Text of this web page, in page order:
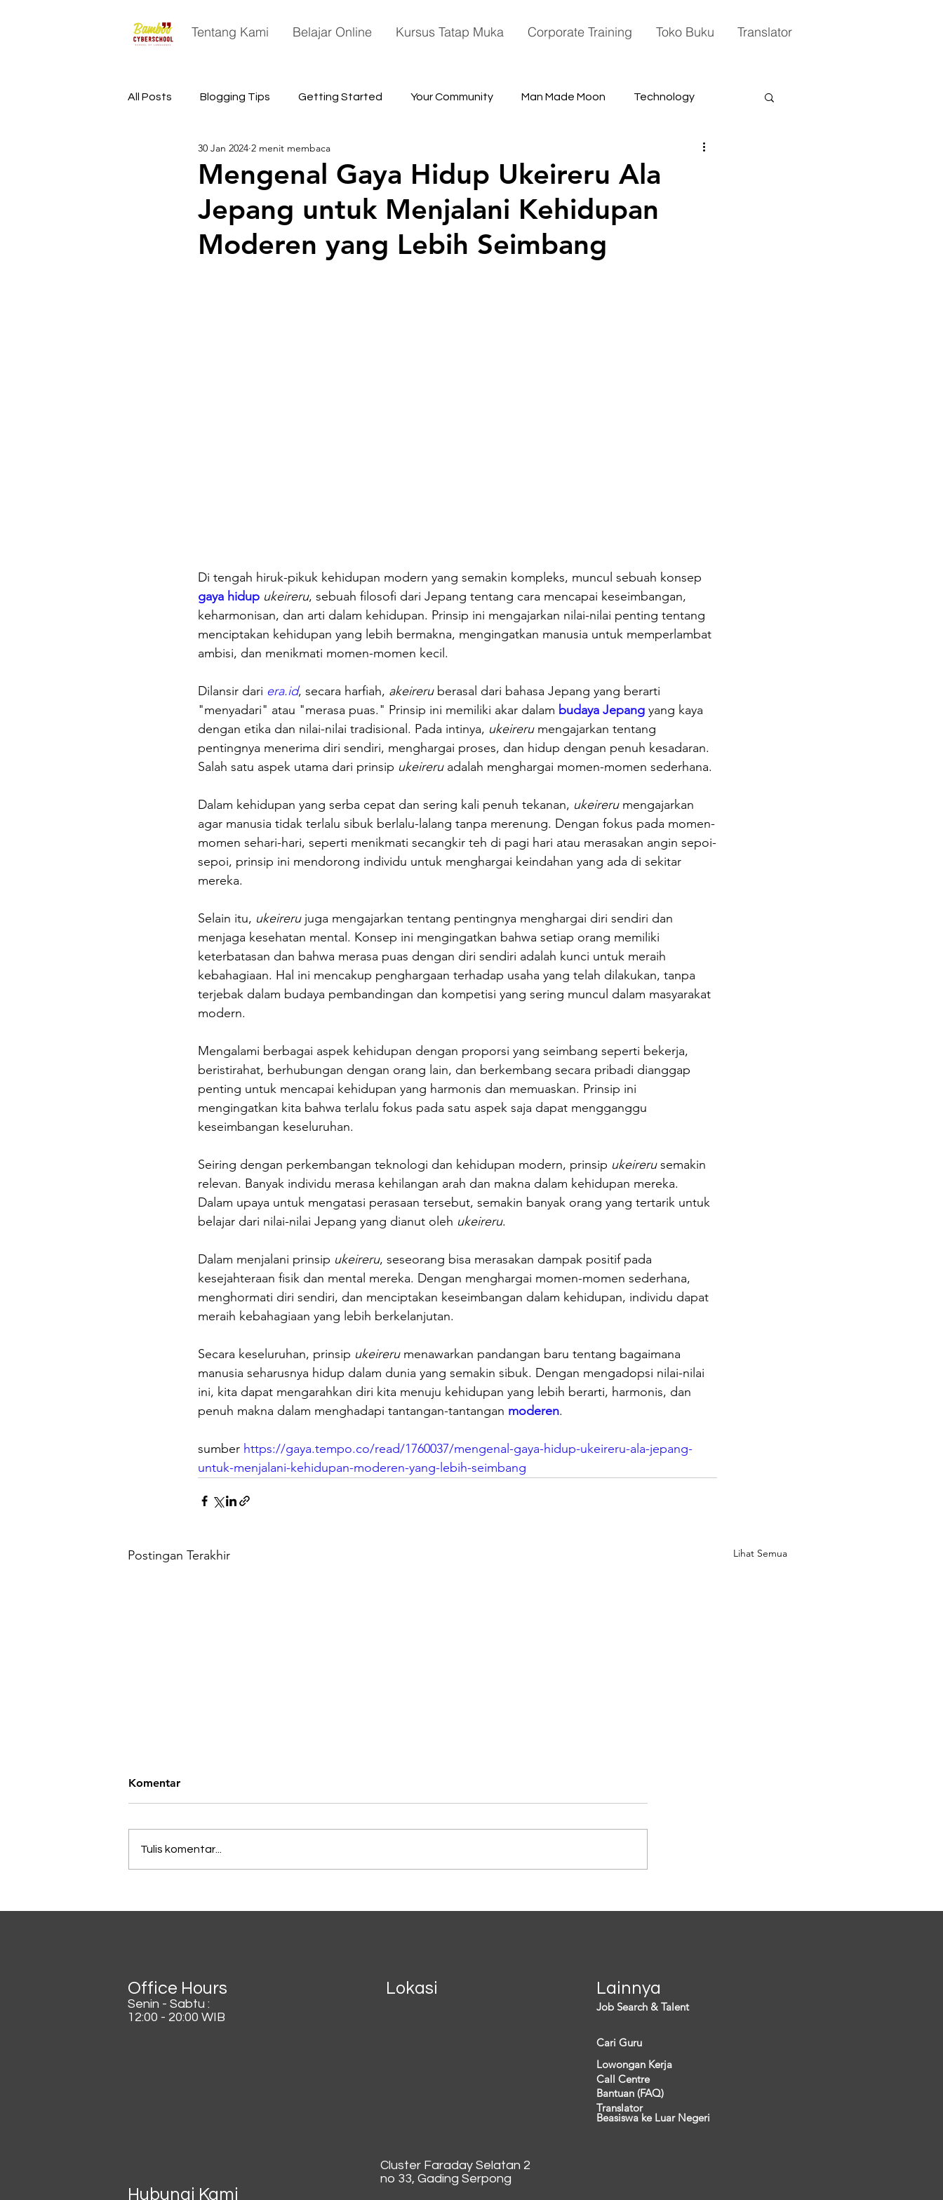
Tentang Kami Belajar Online Kursus Tatap Muka Corporate Training Toko Buku Translator
All Posts Blogging Tips Getting Started Your Community Man Made Moon Technology
Astronomy Space
Mengenal Gaya Hidup Ukeireru Ala
Jepang untuk Menjalani Kehidupan
Moderen yang Lebih Seimbang
30 Jan 2024 2 menit membaca
Di tengah hiruk-pikuk kehidupan modern yang semakin kompleks, muncul sebuah konsep
gaya hidup ukeireru, sebuah filosofi dari Jepang tentang cara mencapai keseimbangan,
keharmonisan, dan arti dalam kehidupan. Prinsip ini mengajarkan nilai-nilai penting tentang
menciptakan kehidupan yang lebih bermakna, mengingatkan manusia untuk memperlambat
ambisi, dan menikmati momen-momen kecil.
Dilansir dari era.id, secara harfiah, akeireru berasal dari bahasa Jepang yang berarti
"menyadari" atau "merasa puas." Prinsip ini memiliki akar dalam budaya Jepang yang kaya
dengan etika dan nilai-nilai tradisional. Pada intinya, ukeireru mengajarkan tentang
pentingnya menerima diri sendiri, menghargai proses, dan hidup dengan penuh kesadaran.
Salah satu aspek utama dari prinsip ukeireru adalah menghargai momen-momen sederhana.
Dalam kehidupan yang serba cepat dan sering kali penuh tekanan, ukeireru mengajarkan
agar manusia tidak terlalu sibuk berlalu-lalang tanpa merenung. Dengan fokus pada momen-
momen sehari-hari, seperti menikmati secangkir teh di pagi hari atau merasakan angin sepoi-
sepoi, prinsip ini mendorong individu untuk menghargai keindahan yang ada di sekitar
mereka.
Selain itu, ukeireru juga mengajarkan tentang pentingnya menghargai diri sendiri dan
menjaga kesehatan mental. Konsep ini mengingatkan bahwa setiap orang memiliki
keterbatasan dan bahwa merasa puas dengan diri sendiri adalah kunci untuk meraih
kebahagiaan. Hal ini mencakup penghargaan terhadap usaha yang telah dilakukan, tanpa
terjebak dalam budaya pembandingan dan kompetisi yang sering muncul dalam masyarakat
modern.
Mengalami berbagai aspek kehidupan dengan proporsi yang seimbang seperti bekerja,
beristirahat, berhubungan dengan orang lain, dan berkembang secara pribadi dianggap
penting untuk mencapai kehidupan yang harmonis dan memuaskan. Prinsip ini
mengingatkan kita bahwa terlalu fokus pada satu aspek saja dapat mengganggu
keseimbangan keseluruhan.
Seiring dengan perkembangan teknologi dan kehidupan modern, prinsip ukeireru semakin
relevan. Banyak individu merasa kehilangan arah dan makna dalam kehidupan mereka.
Dalam upaya untuk mengatasi perasaan tersebut, semakin banyak orang yang tertarik untuk
belajar dari nilai-nilai Jepang yang dianut oleh ukeireru.
Dalam menjalani prinsip ukeireru, seseorang bisa merasakan dampak positif pada
kesejahteraan fisik dan mental mereka. Dengan menghargai momen-momen sederhana,
menghormati diri sendiri, dan menciptakan keseimbangan dalam kehidupan, individu dapat
meraih kebahagiaan yang lebih berkelanjutan.
Secara keseluruhan, prinsip ukeireru menawarkan pandangan baru tentang bagaimana
manusia seharusnya hidup dalam dunia yang semakin sibuk. Dengan mengadopsi nilai-nilai
ini, kita dapat mengarahkan diri kita menuju kehidupan yang lebih berarti, harmonis, dan
penuh makna dalam menghadapi tantangan-tantangan moderen.
sumber https://gaya.tempo.co/read/1760037/mengenal-gaya-hidup-ukeireru-ala-jepang-
untuk-menjalani-kehidupan-moderen-yang-lebih-seimbang
Postingan Terakhir Lihat Semua
Dicampur Irisan Daun
'Hilang'
terendah. Kondisi tersebut juga
tetapi menimbulkan persoalan
Komentar
Tulis komentar...
Office Hours
Senin - Sabtu :
12:00 - 20:00 WIB
Lokasi Lainnya
Job Search & Talent
Cari Guru
Lowongan Kerja
Call Centre
Bantuan (FAQ)
Translator
Beasiswa ke Luar Negeri
Cluster Faraday Selatan 2
no 33, Gading Serpong
Hubungi Kami